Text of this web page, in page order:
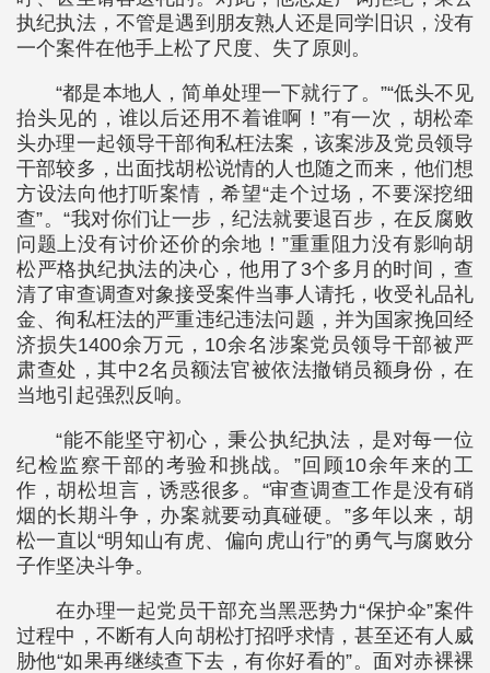
执纪执法，不管是遇到朋友熟人还是同学旧识，没有
一个案件在他手上松了尺度、失了原则。
“都是本地人，简单处理一下就行了。”“低头不见
抬头见的，谁以后还用不着谁啊！”有一次，胡松牵
头办理一起领导干部徇私枉法案，该案涉及党员领导
干部较多，出面找胡松说情的人也随之而来，他们想
方设法向他打听案情，希望“走个过场，不要深挖细
查”。“我对你们让一步，纪法就要退百步，在反腐败
问题上没有讨价还价的余地！”重重阻力没有影响胡
松严格执纪执法的决心，他用了3个多月的时间，查
清了审查调查对象接受案件当事人请托，收受礼品礼
金、徇私枉法的严重违纪违法问题，并为国家挽回经
济损失1400余万元，10余名涉案党员领导干部被严
肃查处，其中2名员额法官被依法撤销员额身份，在
当地引起强烈反响。
“能不能坚守初心，秉公执纪执法，是对每一位
纪检监察干部的考验和挑战。”回顾10余年来的工
作，胡松坦言，诱惑很多。“审查调查工作是没有硝
烟的长期斗争，办案就要动真碰硬。”多年以来，胡
松一直以“明知山有虎、偏向虎山行”的勇气与腐败分
子作坚决斗争。
在办理一起党员干部充当黑恶势力“保护伞”案件
过程中，不断有人向胡松打招呼求情，甚至还有人威
胁他“如果再继续查下去，有你好看的”。面对赤裸裸